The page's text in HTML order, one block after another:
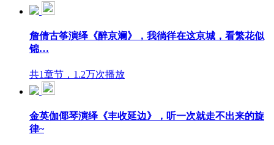
詹倩古筝演绎《醉京斓》，我徜徉在这京城，看繁花似
锦…
共1章节，1.2万次播放
金英伽倻琴演绎《丰收延边》，听一次就走不出来的旋
律~